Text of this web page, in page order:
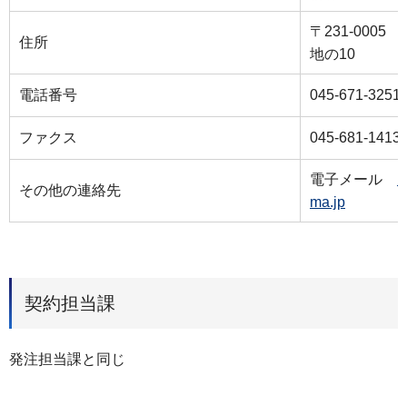
住所
〒231-0005
地の10
電話番号 045-671-3251
ファクス 045-681-1413
その他の連絡先
電子メール
ma.jp
契約担当課
発注担当課と同じ